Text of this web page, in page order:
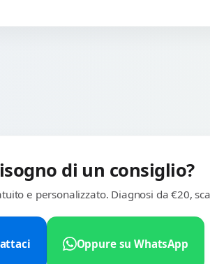
di un consiglio?
e personalizzato. Diagnosi da €20,
Oppure su WhatsApp